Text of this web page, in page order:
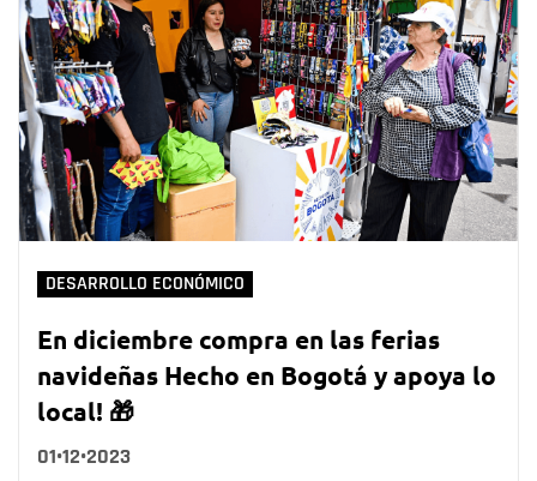
DESARROLLO ECONÓMICO
En diciembre compra en las ferias
navideñas Hecho en Bogotá y apoya lo
local! 🎁
01•12•2023